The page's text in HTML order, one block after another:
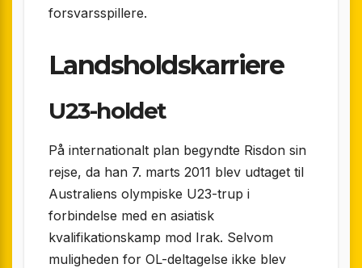
forsvarsspillere.
Landsholdskarriere
U23-holdet
På internationalt plan begyndte Risdon sin
rejse, da han 7. marts 2011 blev udtaget til
Australiens olympiske U23-trup i
forbindelse med en asiatisk
kvalifikationskamp mod Irak. Selvom
muligheden for OL-deltagelse ikke blev